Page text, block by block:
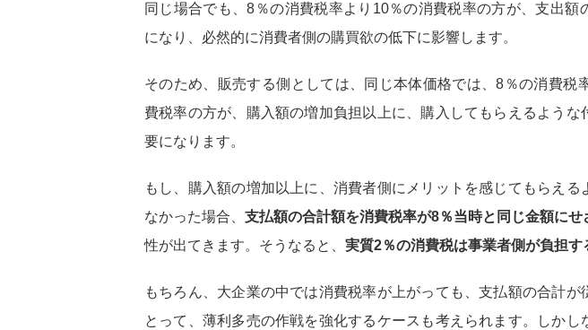
同じ場合でも、8％の消費税率より10％の消費税率の方が、支出額
になり、必然的に消費者側の購買欲の低下に影響します。
そのため、販売する側としては、同じ本体価格では、8％の消費税
費税率の方が、購入額の増加負担以上に、購入してもらえるような
要になります。
もし、購入額の増加以上に、消費者側にメリットを感じてもらえる
なかった場合、 支払額の合計額を消費税率が8％当時と同じ金額にせ
性が出てきます。そうなると、 実質2％の消費税は事業者側が負担す
もちろん、大企業の中では消費税率が上がっても、支払額の合計が
とって、薄利多売の作戦を強化するケースも考えられます。しかし